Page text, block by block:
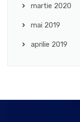
martie 2020
mai 2019
aprilie 2019